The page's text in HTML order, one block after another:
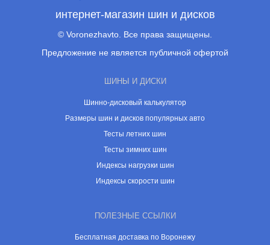
интернет-магазин шин и дисков
© Voronezhavto. Все права защищены.
Предложение не является публичной офертой
ШИНЫ И ДИСКИ
Шинно-дисковый калькулятор
Размеры шин и дисков популярных авто
Тесты летних шин
Тесты зимних шин
Индексы нагрузки шин
Индексы скорости шин
ПОЛЕЗНЫЕ ССЫЛКИ
Бесплатная доставка по Воронежу